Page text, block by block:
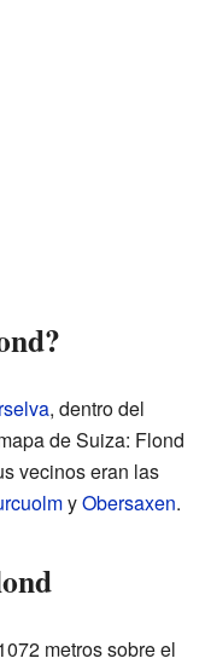
, dentro del
de Suiza: Flond
vecinos eran las
yObersaxen.
metros sobre el